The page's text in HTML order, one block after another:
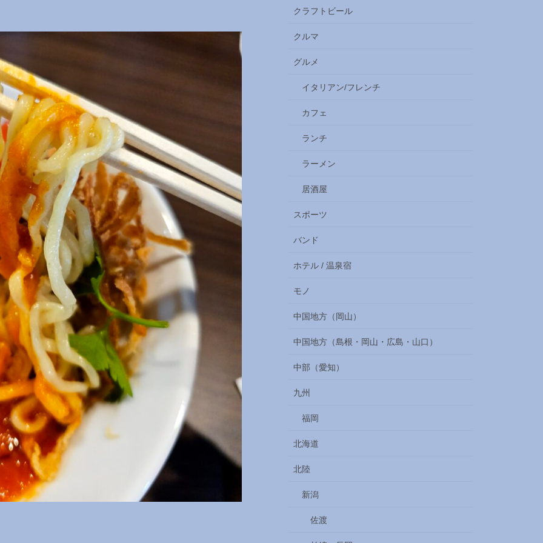
クラフトビール
クルマ
グルメ
イタリアン/フレンチ
カフェ
ランチ
ラーメン
居酒屋
スポーツ
バンド
ホテル / 温泉宿
モノ
中国地方（岡山）
中国地方（島根・岡山・広島・山口）
中部（愛知）
九州
福岡
北海道
北陸
新潟
佐渡